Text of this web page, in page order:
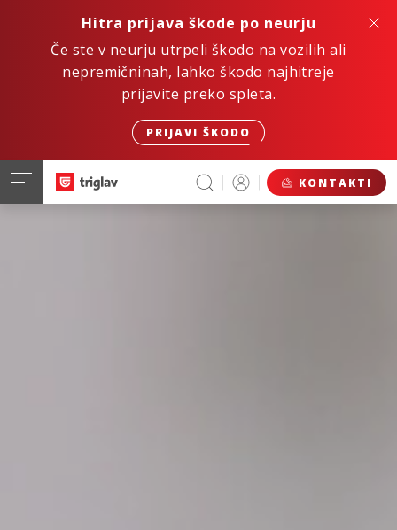
Hitra prijava škode po neurju
Če ste v neurju utrpeli škodo na vozilih ali
nepremičninah, lahko škodo najhitreje
prijavite preko spleta.
PRIJAVI ŠKODO
KONTAKTI